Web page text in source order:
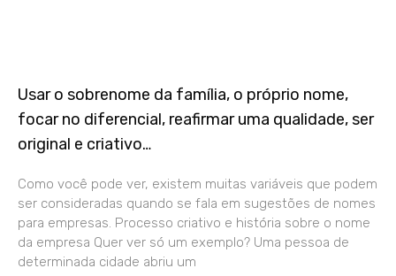
Usar o sobrenome da família, o próprio nome,
focar no diferencial, reafirmar uma qualidade, ser
original e criativo…
Como você pode ver, existem muitas variáveis que podem
ser consideradas quando se fala em sugestões de nomes
para empresas. Processo criativo e história sobre o nome
da empresa Quer ver só um exemplo? Uma pessoa de
determinada cidade abriu um